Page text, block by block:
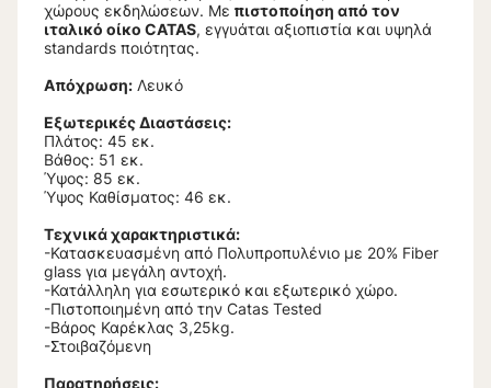
χώρους εκδηλώσεων. Με πιστοποίηση από τον
ιταλικό οίκο CATAS, εγγυάται αξιοπιστία και υψηλά
standards ποιότητας.
Απόχρωση: Λευκό
Εξωτερικές Διαστάσεις:
Πλάτος: 45 εκ.
Βάθος: 51 εκ.
Ύψος: 85 εκ.
Ύψος Καθίσματος: 46 εκ.
Τεχνικά χαρακτηριστικά:
-Κατασκευασμένη από Πολυπροπυλένιο με 20% Fiber
glass για μεγάλη αντοχή.
-Κατάλληλη για εσωτερικό και εξωτερικό χώρο.
-Πιστοποιημένη από την Catas Tested
-Βάρος Καρέκλας 3,25kg.
-Στοιβαζόμενη
Παρατηρήσεις: